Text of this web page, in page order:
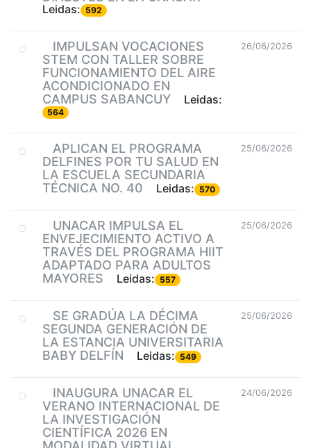
Leidas: 592
IMPULSAN VOCACIONES
STEM CON TALLER SOBRE
FUNCIONAMIENTO DEL AIRE
ACONDICIONADO EN
CAMPUS SABANCUY
Leidas:
564
26/06/2026
APLICAN EL PROGRAMA
DELFINES POR TU SALUD EN
LA ESCUELA SECUNDARIA
TÉCNICA NO. 40
Leidas: 570
25/06/2026
UNACAR IMPULSA EL
ENVEJECIMIENTO ACTIVO A
TRAVÉS DEL PROGRAMA HIIT
ADAPTADO PARA ADULTOS
MAYORES
Leidas: 557
25/06/2026
SE GRADÚA LA DÉCIMA
SEGUNDA GENERACIÓN DE
LA ESTANCIA UNIVERSITARIA
BABY DELFÍN
Leidas: 549
25/06/2026
INAUGURA UNACAR EL
VERANO INTERNACIONAL DE
LA INVESTIGACIÓN
CIENTÍFICA 2026 EN
24/06/2026